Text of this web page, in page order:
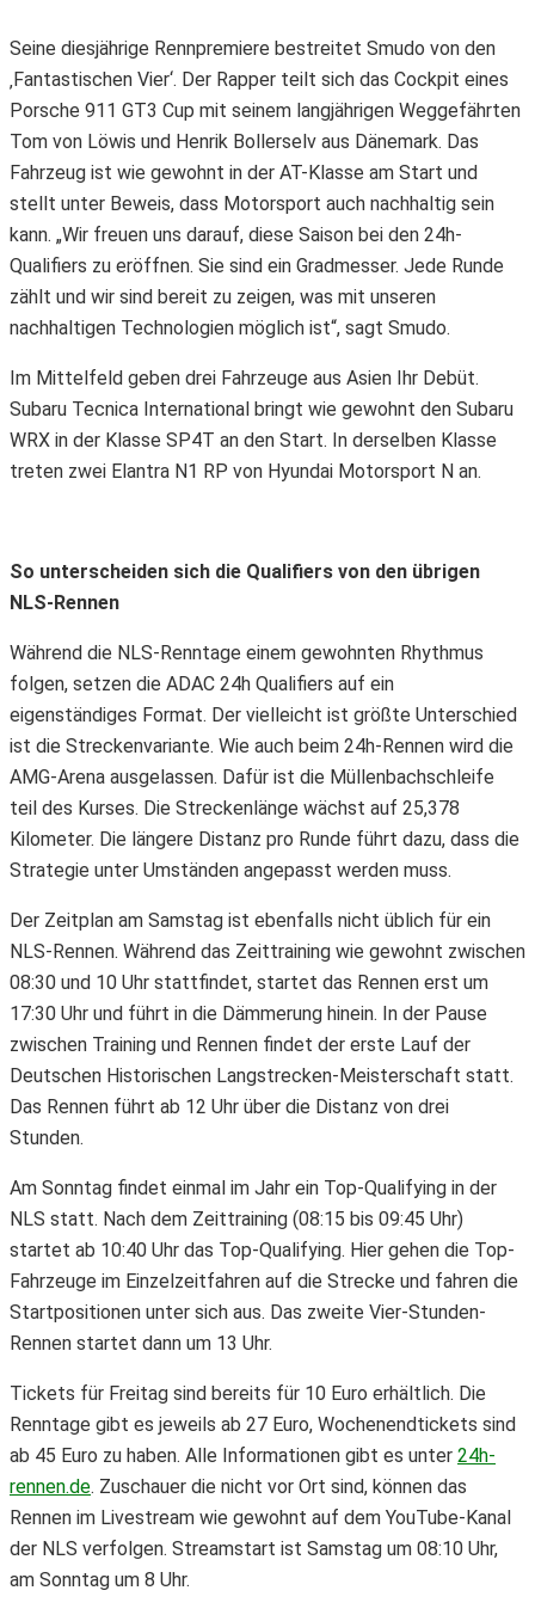
Seine diesjährige Rennpremiere bestreitet Smudo von den
‚Fantastischen Vier‘. Der Rapper teilt sich das Cockpit eines
Porsche 911 GT3 Cup mit seinem langjährigen Weggefährten
Tom von Löwis und Henrik Bollerselv aus Dänemark. Das
Fahrzeug ist wie gewohnt in der AT-Klasse am Start und
stellt unter Beweis, dass Motorsport auch nachhaltig sein
kann. „Wir freuen uns darauf, diese Saison bei den 24h-
Qualifiers zu eröffnen. Sie sind ein Gradmesser. Jede Runde
zählt und wir sind bereit zu zeigen, was mit unseren
nachhaltigen Technologien möglich ist“, sagt Smudo.
Im Mittelfeld geben drei Fahrzeuge aus Asien Ihr Debüt.
Subaru Tecnica International bringt wie gewohnt den Subaru
WRX in der Klasse SP4T an den Start. In derselben Klasse
treten zwei Elantra N1 RP von Hyundai Motorsport N an.
So unterscheiden sich die Qualifiers von den übrigen
NLS-Rennen
Während die NLS-Renntage einem gewohnten Rhythmus
folgen, setzen die ADAC 24h Qualifiers auf ein
eigenständiges Format. Der vielleicht ist größte Unterschied
ist die Streckenvariante. Wie auch beim 24h-Rennen wird die
AMG-Arena ausgelassen. Dafür ist die Müllenbachschleife
teil des Kurses. Die Streckenlänge wächst auf 25,378
Kilometer. Die längere Distanz pro Runde führt dazu, dass die
Strategie unter Umständen angepasst werden muss.
Der Zeitplan am Samstag ist ebenfalls nicht üblich für ein
NLS-Rennen. Während das Zeittraining wie gewohnt zwischen
08:30 und 10 Uhr stattfindet, startet das Rennen erst um
17:30 Uhr und führt in die Dämmerung hinein. In der Pause
zwischen Training und Rennen findet der erste Lauf der
Deutschen Historischen Langstrecken-Meisterschaft statt.
Das Rennen führt ab 12 Uhr über die Distanz von drei
Stunden.
Am Sonntag findet einmal im Jahr ein Top-Qualifying in der
NLS statt. Nach dem Zeittraining (08:15 bis 09:45 Uhr)
startet ab 10:40 Uhr das Top-Qualifying. Hier gehen die Top-
Fahrzeuge im Einzelzeitfahren auf die Strecke und fahren die
Startpositionen unter sich aus. Das zweite Vier-Stunden-
Rennen startet dann um 13 Uhr.
Tickets für Freitag sind bereits für 10 Euro erhältlich. Die
Renntage gibt es jeweils ab 27 Euro, Wochenendtickets sind
ab 45 Euro zu haben. Alle Informationen gibt es unter 24h-
rennen.de. Zuschauer die nicht vor Ort sind, können das
Rennen im Livestream wie gewohnt auf dem YouTube-Kanal
der NLS verfolgen. Streamstart ist Samstag um 08:10 Uhr,
am Sonntag um 8 Uhr.